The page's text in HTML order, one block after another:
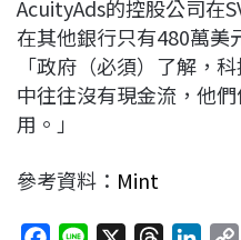
AcuityAds的控股公司在
在其他銀行只有480萬美
「政府（必須）了解，
中往往沒有現金流，他
用。」
參考資料： Mint